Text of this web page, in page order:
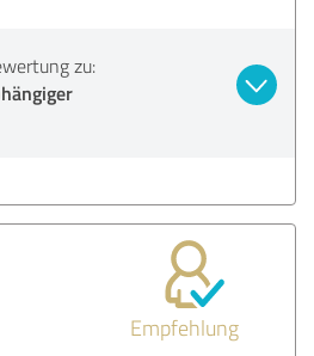
zu:
Empfehlung